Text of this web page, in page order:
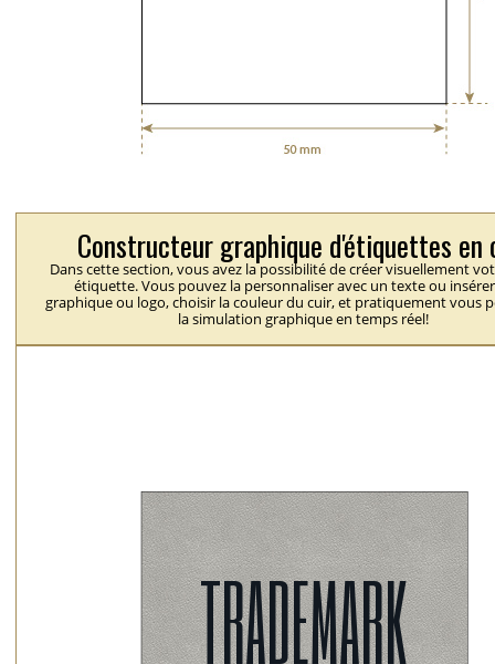
Constructeur graphique d'étiquettes en
Dans cette section, vous avez la possibilité de créer visuellement
étiquette. Vous pouvez la personnaliser avec un texte ou
graphique ou logo, choisir la couleur du cuir, et pratiquement vous
la simulation graphique en temps réel!